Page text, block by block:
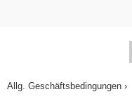
Allg. Geschäftsbedingungen ›